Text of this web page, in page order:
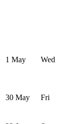
1 May Wed
30 May Fri